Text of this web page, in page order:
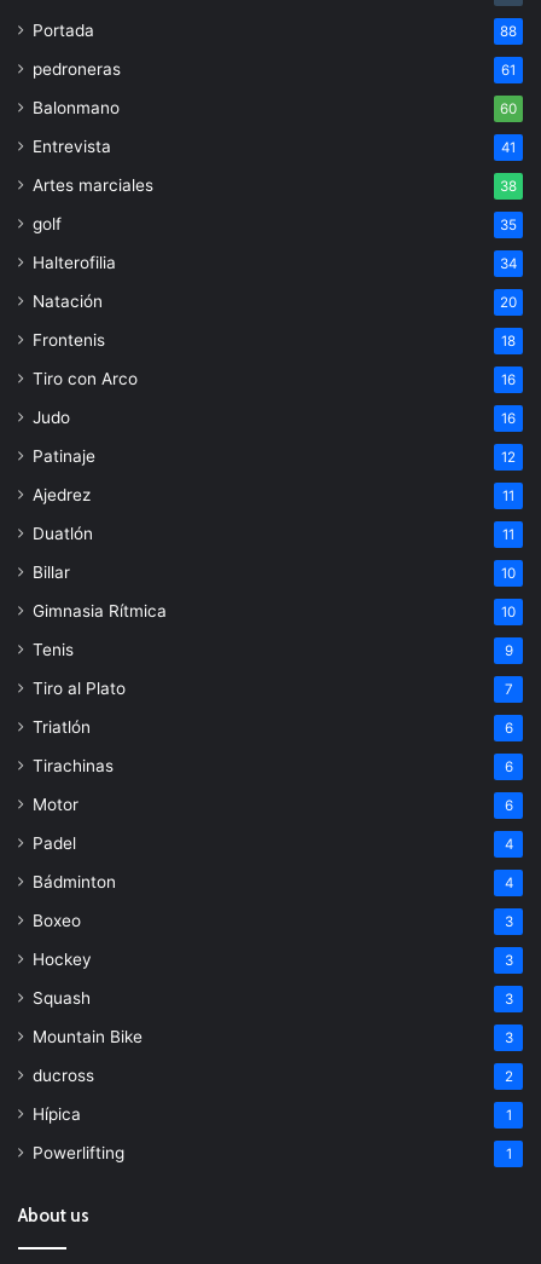
Portada 88
pedroneras 61
Balonmano 60
Entrevista 41
Artes marciales 38
golf 35
Halterofilia 34
Natación 20
Frontenis 18
Tiro con Arco 16
Judo 16
Patinaje 12
Ajedrez 11
Duatlón 11
Billar 10
Gimnasia Rítmica 10
Tenis 9
Tiro al Plato 7
Triatlón 6
Tirachinas 6
Motor 6
Padel 4
Bádminton 4
Boxeo 3
Hockey 3
Squash 3
Mountain Bike 3
ducross 2
Hípica 1
Powerlifting 1
About us